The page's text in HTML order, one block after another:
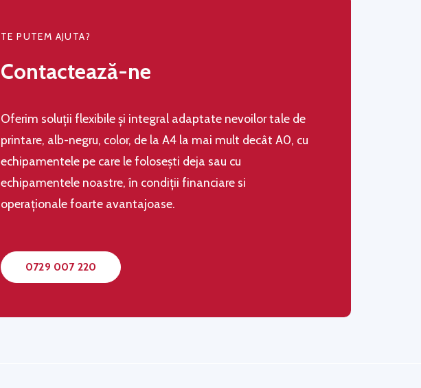
TE PUTEM AJUTA?
Contactează-ne
Oferim soluţii flexibile şi integral adaptate nevoilor tale de
printare, alb-negru, color, de la A4 la mai mult decât A0, cu
echipamentele pe care le folosești deja sau cu
echipamentele noastre, în condiţii financiare si
operaţionale foarte avantajoase.
0729 007 220